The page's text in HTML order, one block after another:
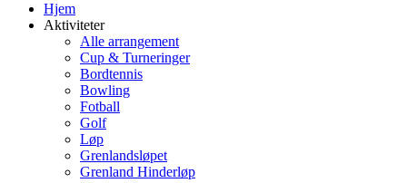
Hjem
Aktiviteter
Alle arrangement
Cup & Turneringer
Bordtennis
Bowling
Fotball
Golf
Løp
Grenlandsløpet
Grenland Hinderløp